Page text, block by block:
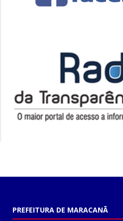
PREFEITURA DE MARACANÃ